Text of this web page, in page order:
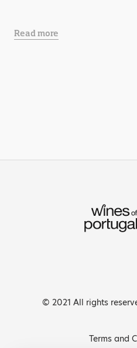
Read more
© 2021 All rights
Terms and